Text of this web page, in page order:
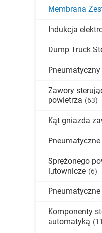
Membrana
Indukcja
Dump Truck
Zawory
powietrza (63)
Kąt gniazda
Pneumatyczne
Sprężonego
lutownicze (6)
Pneumatyczne
Komponenty
automatyką